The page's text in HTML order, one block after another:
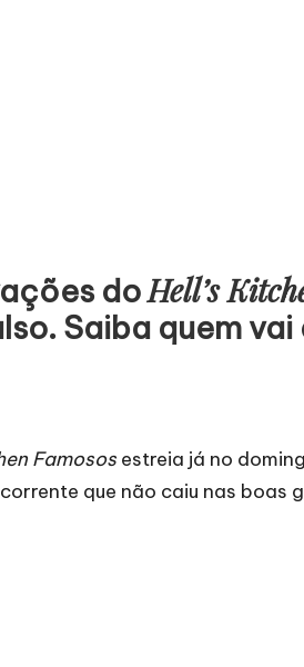
doHell’s
Saiba quem
Famosos estreia já no
que não caiu nas boas